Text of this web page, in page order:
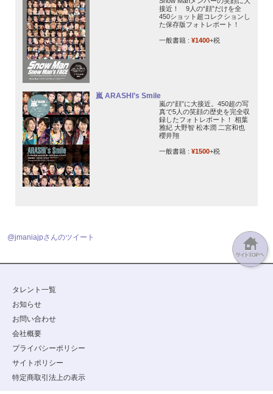
接近！ 9人の“顔”だけを全
450ショット超コレクションし
た保存版フォトレポート！
一般書籍 : ¥1400+税
嵐 ARASHI’s Smile
嵐の“顔”に大接近。450超の写
真で5人の笑顔の歴史を完全収
録したフォトレポート！ 相葉
雅紀 大野智 松本潤 二宮和也
櫻井翔
一般書籍 : ¥1500+税
@jmaniajpさんのツイート
タレント一覧
お知らせ
お問い合わせ
会社概要
プライバシーポリシー
サイトポリシー
特定商取引法上の表示